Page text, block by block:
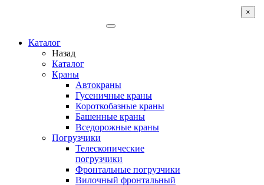
Каталог
Назад
Каталог
Краны
Автокраны
Гусеничные краны
Короткобазные краны
Башенные краны
Вcедорожные краны
Погрузчики
Телескопические
погрузчики
Фронтальные погрузчики
Вилочный фронтальный
×